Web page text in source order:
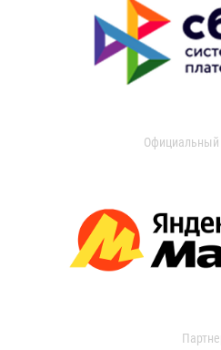
Официальный